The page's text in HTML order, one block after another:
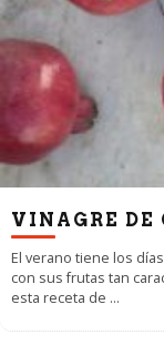
VINAGRE DE
El verano tiene los
con sus frutas tan
esta receta de ...